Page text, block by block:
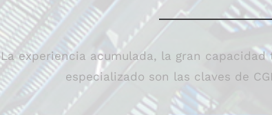
La experiencia acumulada, la gran
especializado son las claves de